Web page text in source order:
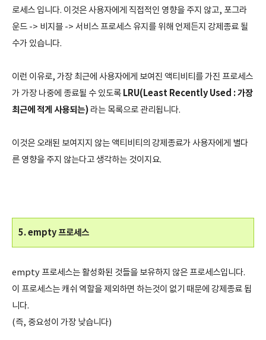
로세스 입니다. 이것은 사용자에게 직접적인 영향을 주지 않고, 포그라
운드 -> 비지블 -> 서비스 프로세스 유지를 위해 언제든지 강제종료 될
수가 있습니다.
이런 이유로, 가장 최근에 사용자에게 보여진 액티비티를 가진 프로세스
가 가장 나중에 종료될 수 있도록 LRU(Least Recently Used : 가장
최근에 적게 사용되는) 라는 목록으로 관리됩니다.
이것은 오래된 보여지지 않는 액티비티의 강제종료가 사용자에게 별다
른 영향을 주지 않는다고 생각하는 것이지요.
5. empty 프로세스
empty 프로세스는 활성화된 것들을 보유하지 않은 프로세스입니다.
이 프로세스는 캐쉬 역할을 제외하면 하는것이 없기 때문에 강제종료 됩
니다.
(즉, 중요성이 가장 낮습니다)